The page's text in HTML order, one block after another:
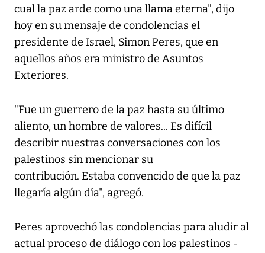
cual la paz arde como una llama eterna", dijo
hoy en su mensaje de condolencias el
presidente de Israel, Simon Peres, que en
aquellos años era ministro de Asuntos
Exteriores.
"Fue un guerrero de la paz hasta su último
aliento, un hombre de valores... Es difícil
describir nuestras conversaciones con los
palestinos sin mencionar su
contribución. Estaba convencido de que la paz
llegaría algún día", agregó.
Peres aprovechó las condolencias para aludir al
actual proceso de diálogo con los palestinos -